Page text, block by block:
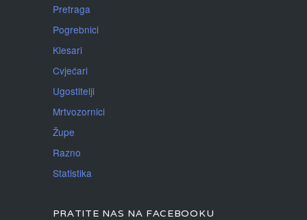
Pretraga
Pogrebnici
Klesari
Cvjećari
Ugostitelji
Mrtvozornici
Župe
Razno
Statistika
PRATITE NAS NA FACEBOOKU